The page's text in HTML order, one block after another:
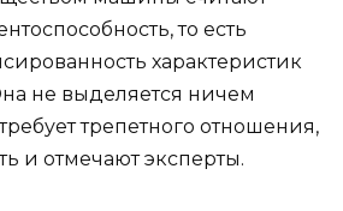
то есть
характеристик
не выделяется ничем
трепетного отношения,
и отмечают эксперты.